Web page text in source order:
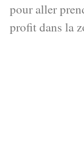
pour aller
profit dans la